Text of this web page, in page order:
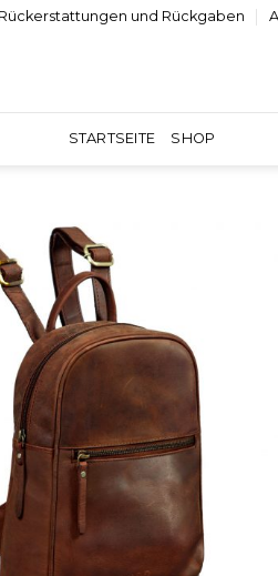
und Rückgaben
STARTSEITE SHOP